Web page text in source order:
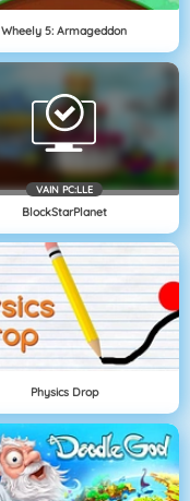
Wheely 5: Armageddon
VAIN PC:LLE
BlockStarPlanet
Physics Drop